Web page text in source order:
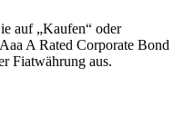
auf „Kaufen“ oder
A Rated Corporate Bond
Fiatwährung aus.